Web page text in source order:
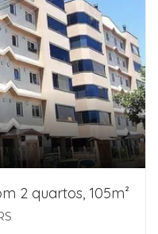
2 quartos, 105m²